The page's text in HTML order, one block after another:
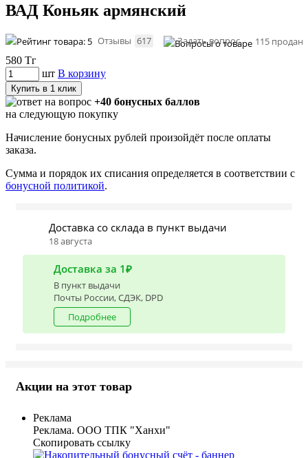
ВАД Коньяк армянский
Отзывы 617 Задать вопрос 115 продано
580 Тг
шт В корзину
Купить в 1 клик
+40 бонусных баллов
на следующую покупку
Начисление бонусных рублей произойдёт после оплаты
заказа.
Сумма и порядок их списания определяется в соответствии с
бонусной политикой.
Доставка со склада в пункт выдачи
18 августа
Доставка за 1₽
В пункт выдачи
Почты России, СДЭК, DPD
Подробнее
Акции на этот товар
Реклама
Реклама. ООО ТПК "Ханхи"
Скопировать ссылку